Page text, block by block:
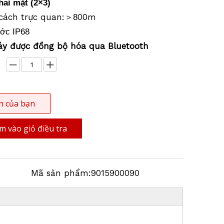
mặt (2×3)
trực quan: ＞ 800m
IP68
được đồng bộ hóa qua Bluetooth
của bạn
vào giỏ điều tra
Mã sản phẩm:9015900090